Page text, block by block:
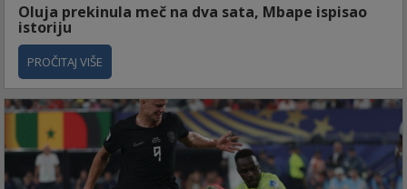
Oluja prekinula meč na dva sata, Mbape ispisao
istoriju
PROČITAJ VIŠE